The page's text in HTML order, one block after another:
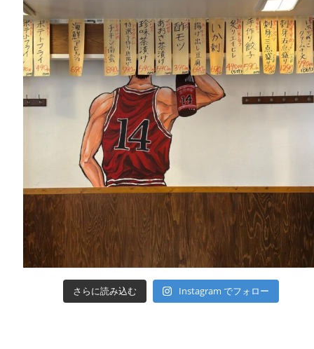
さらに読み込む Instagram でフォロー